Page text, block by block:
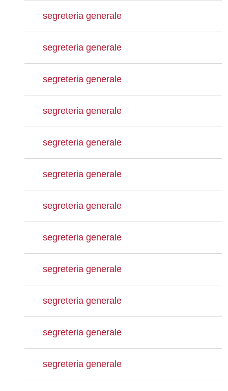
segreteria generale
segreteria generale
segreteria generale
segreteria generale
segreteria generale
segreteria generale
segreteria generale
segreteria generale
segreteria generale
segreteria generale
segreteria generale
segreteria generale